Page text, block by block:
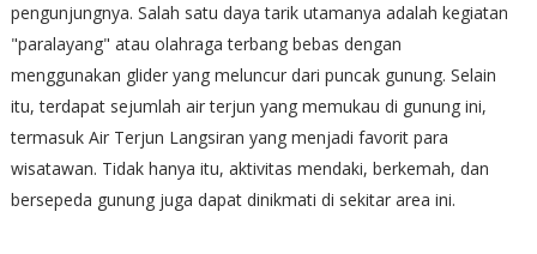
pengunjungnya. Salah satu daya tarik utamanya adalah kegiatan
"paralayang" atau olahraga terbang bebas dengan
menggunakan glider yang meluncur dari puncak gunung. Selain
itu, terdapat sejumlah air terjun yang memukau di gunung ini,
termasuk Air Terjun Langsiran yang menjadi favorit para
wisatawan. Tidak hanya itu, aktivitas mendaki, berkemah, dan
bersepeda gunung juga dapat dinikmati di sekitar area ini.